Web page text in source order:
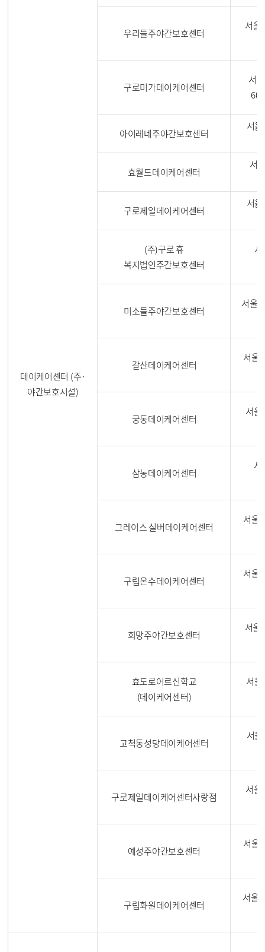
데이케어센터 (주·
야간보호시설)
우리들주야간보호센터
서울
구로미가데이케어센터
서
아이레네주야간보호센터
서
효월드데이케어센터
서
구로제일데이케어센터
서
(주)구로 휴
복지법인주간보호센터
미소들주야간보호센터
서울
갈산데이케어센터
서울
궁동데이케어센터
서울
삼농데이케어센터
서
그레이스 실버데이케어센터
서울
구립온수데이케어센터
서울
희망주야간보호센터
서울
효도로어르신학교
(데이케어센터)
서울
고척동성당데이케어센터
서
구로제일데이케어센터사랑점
서울
예성주야간보호센터
서울
구립화원데이케어센터
서울